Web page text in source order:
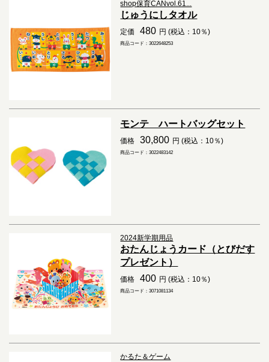
shop保育CANvol.61...
じゅうにしタオル
定価 480 円 (税込：10％)
商品コード：3022648253
モンテ ハートバッグセット
価格 30,800 円 (税込：10％)
商品コード：3022483142
2024新学期用品
おたんじょうカード（とびだす
プレゼント）
価格 400 円 (税込：10％)
商品コード：3071081134
かるた＆ゲーム